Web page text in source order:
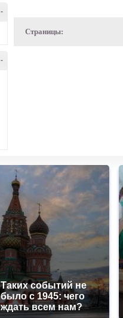
-
-
Страницы:
Таких событий не
было с 1945: чего
ждать всем нам?